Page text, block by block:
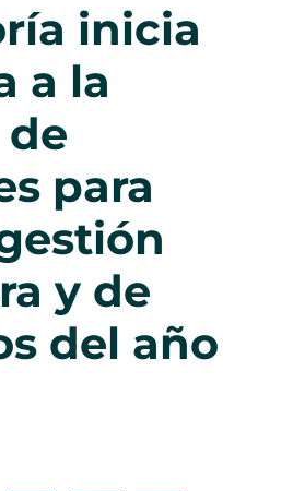
inicia
a la
para
y de
del año